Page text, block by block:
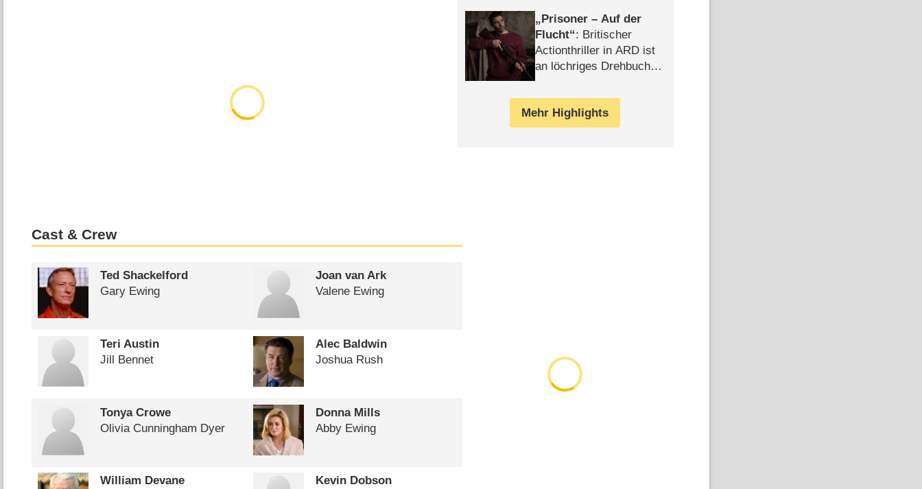
Cast & Crew
Ted Shackelford
Gary Ewing
Joan van Ark
Valene Ewing
Teri Austin
Jill Bennet
Alec Baldwin
Joshua Rush
Tonya Crowe
Olivia Cunningham Dyer
Donna Mills
Abby Ewing
William Devane
Kevin Dobson
Prisoner – Auf der
Flucht : Britischer
Actionthriller in ARD ist
an löchriges Drehbuch
Mehr Highlights